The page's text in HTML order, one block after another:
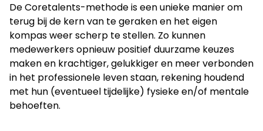
De Coretalents-methode is een unieke manier om
terug bij de kern van te geraken en het eigen
kompas weer scherp te stellen. Zo kunnen
medewerkers opnieuw positief duurzame keuzes
maken en krachtiger, gelukkiger en meer verbonden
in het professionele leven staan, rekening houdend
met hun (eventueel tijdelijke) fysieke en/of mentale
behoeften.